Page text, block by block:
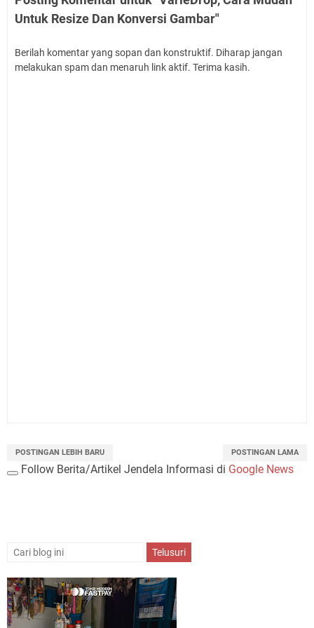
Untuk Resize Dan Konversi Gambar"
Berilah komentar yang sopan dan konstruktif. Diharap jangan
melakukan spam dan menaruh link aktif. Terima kasih.
POSTINGAN LEBIH BARU POSTINGAN LAMA
Follow Berita/Artikel Jendela Informasi di Google News